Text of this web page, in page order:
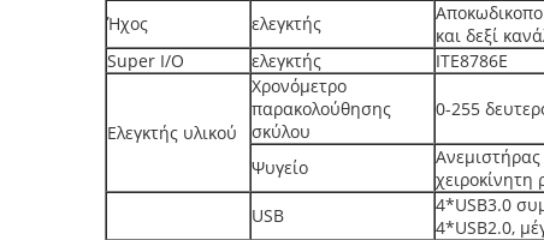
Ήχος
ελεγκτής
και δεξί
Super I/O
ελεγκτής ITE8786E
Ελεγκτής υλικού
Χρονόμετρο
παρακολούθησης
σκύλου
0-255
Ψυγείο
USB
4*USB3.0
4*USB2.0,